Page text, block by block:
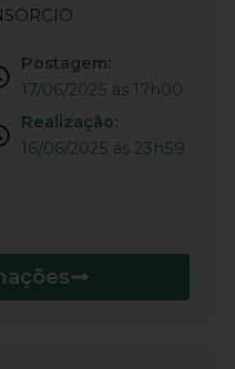
Postagem:
17/06/2025 às 17h00
Realização:
16/06/2025 às 23h59